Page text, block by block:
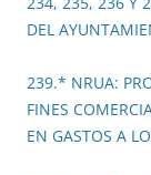
DEL
239.* NRUA:
FINES
EN GASTOS A